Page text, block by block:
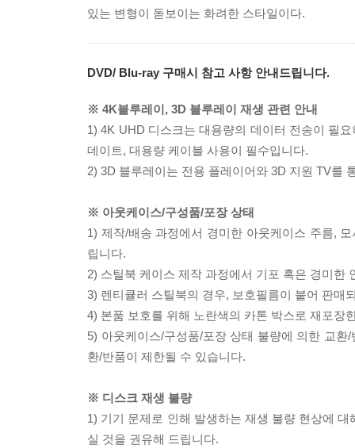
있는 변형이 돋보이는 화려한 스타일이다.
DVD/ Blu-ray 구매시 참고 사항 안내드립니다.
※ 4K블루레이, 3D 블루레이 재생 관련 안내
1) 4K UHD 디스크는 대용량의 데이터 전송이 필
데이트, 대용량 케이블 사용이 필수입니다.
2) 3D 블루레이는 전용 플레이어와 3D 지원 TV를
※ 아웃케이스/구성품/포장 상태
1) 제작/배송 과정에서 경미한 아웃케이스 주름,
립니다.
2) 스틸북 케이스 제작 과정에서 기포 혹은 경미한
3) 렌티큘러 스틸북의 경우, 보호필름이 붙어 판매
4) 본품 보호를 위해 노란색의 카톤 박스로 재포장
5) 아웃케이스/구성품/포장 상태 불량에 의한 교
환/반품이 제한될 수 있습니다.
※ 디스크 재생 불량
1) 기기 문제로 인해 발생하는 재생 불량 현상에
실 것을 권유해 드립니다.